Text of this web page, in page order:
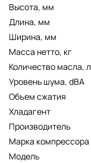
Высота, мм
Длина, мм
Ширина, мм
Масса нетто, кг
Количество масла, л
Уровень шума, dBA
Объем сжатия
Хладагент
Производитель
Марка компрессора
Модель